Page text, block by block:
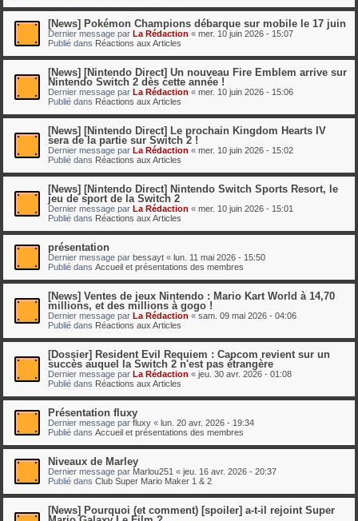
[News] Pokémon Champions débarque sur mobile le 17 juin
Dernier message par La Rédaction « mer. 10 juin 2026 - 15:07
Publié dans Réactions aux Articles
[News] [Nintendo Direct] Un nouveau Fire Emblem arrive sur
Nintendo Switch 2 dès cette année !
Dernier message par La Rédaction « mer. 10 juin 2026 - 15:06
Publié dans Réactions aux Articles
[News] [Nintendo Direct] Le prochain Kingdom Hearts IV
sera de la partie sur Switch 2 !
Dernier message par La Rédaction « mer. 10 juin 2026 - 15:02
Publié dans Réactions aux Articles
[News] [Nintendo Direct] Nintendo Switch Sports Resort, le
jeu de sport de la Switch 2
Dernier message par La Rédaction « mer. 10 juin 2026 - 15:01
Publié dans Réactions aux Articles
présentation
Dernier message par bessayt « lun. 11 mai 2026 - 15:50
Publié dans Accueil et présentations des membres
[News] Ventes de jeux Nintendo : Mario Kart World à 14,70
millions, et des millions à gogo !
Dernier message par La Rédaction « sam. 09 mai 2026 - 04:06
Publié dans Réactions aux Articles
[Dossier] Resident Evil Requiem : Capcom revient sur un
succès auquel la Switch 2 n'est pas étrangère
Dernier message par La Rédaction « jeu. 30 avr. 2026 - 01:08
Publié dans Réactions aux Articles
Présentation fluxy
Dernier message par fluxy « lun. 20 avr. 2026 - 19:34
Publié dans Accueil et présentations des membres
Niveaux de Marley
Dernier message par Marlou251 « jeu. 16 avr. 2026 - 20:37
Publié dans Club Super Mario Maker 1 & 2
[News] Pourquoi (et comment) [spoiler] a-t-il rejoint Super